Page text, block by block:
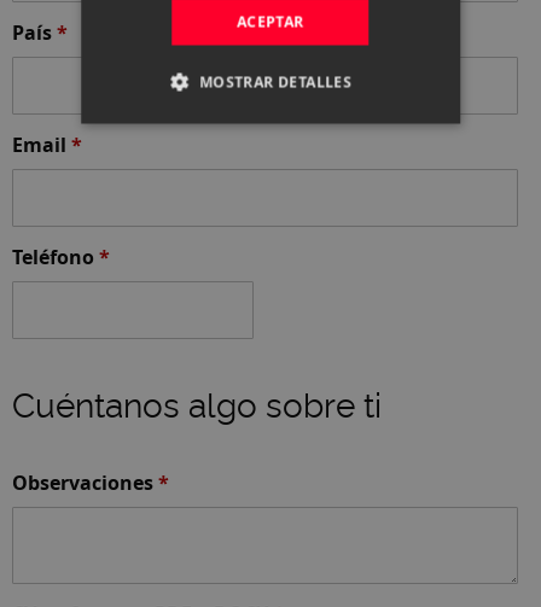
País*
Email *
Teléfono *
Cuéntanos algo sobre ti
Observaciones*
ACEPTAR
MOSTRAR DETALLES